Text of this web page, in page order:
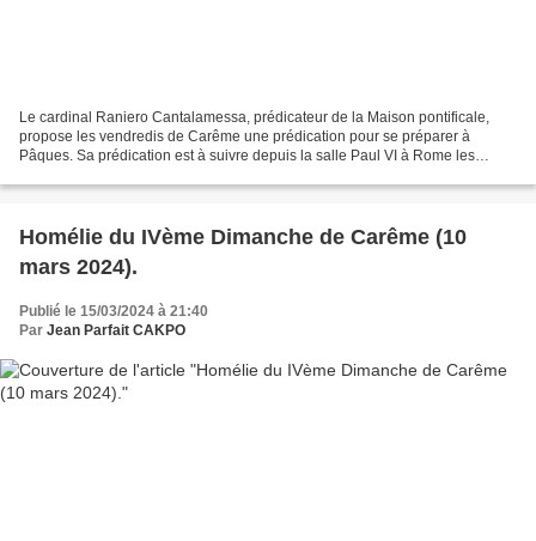
Le cardinal Raniero Cantalamessa, prédicateur de la Maison pontificale,
propose les vendredis de Carême une prédication pour se préparer à
Pâques. Sa prédication est à suivre depuis la salle Paul VI à Rome les
Homélie du IVème Dimanche de Carême (10
mars 2024).
Publié le 15/03/2024 à 21:40
Par Jean Parfait CAKPO